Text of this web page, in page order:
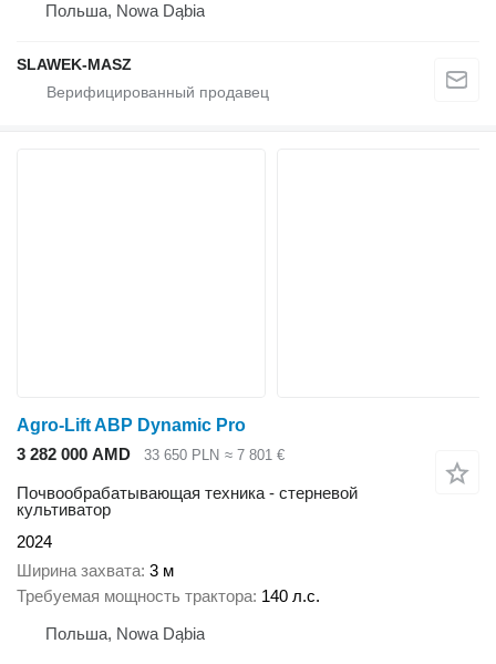
Польша, Nowa Dąbia
SLAWEK-MASZ
Agro-Lift ABP Dynamic Pro
3 282 000 AMD
33 650 PLN ≈ 7 801 €
Почвообрабатывающая техника - стерневой
культиватор
2024
Ширина захвата 3 м
Требуемая мощность трактора 140 л.с.
Польша, Nowa Dąbia